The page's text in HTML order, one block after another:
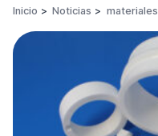
Inicio Noticias